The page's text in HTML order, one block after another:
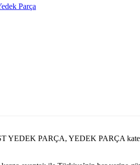
Parça
YEDEK PARÇA, YEDEK PARÇA